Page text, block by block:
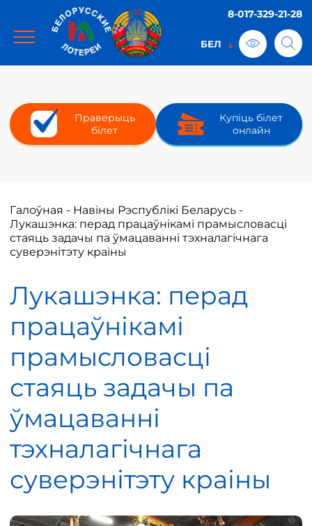
8-017-329-21-28
Праверыць
білет
Купіць білет
онлайн
Галоўная - Навіны Рэспублікі Беларусь -
Лукашэнка: перад працаўнікамі прамысловасці
стаяць задачы па ўмацаванні тэхналагічнага
суверэнітэту краіны
Лукашэнка: перад
працаўнікамі
прамысловасці
стаяць задачы па
ўмацаванні
тэхналагічнага
суверэнітэту краіны